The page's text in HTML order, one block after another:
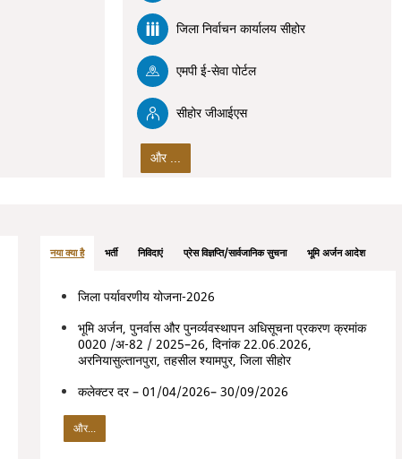
जिला निर्वाचन कार्यालय सीहोर
एमपी ई-सेवा पोर्टल
सीहोर जीआईएस
और ...
नया क्या है भर्ती निविदाएं प्रेस विज्ञप्ति/सार्वजानिक सुचना भूमि अर्जन आदेश
जिला पर्यावरणीय योजना-2026
भूमि अर्जन, पुनर्वास और पुनर्व्‍यवस्‍थापन अधिसूचना प्रकरण क्रमांक
0020 /अ-82 / 2025–26, दिनांक 22.06.2026,
अरनियासुल्तानपुरा, तहसील श्यामपुर, जिला सीहोर
कलेक्टर दर – 01/04/2026– 30/09/2026
और...